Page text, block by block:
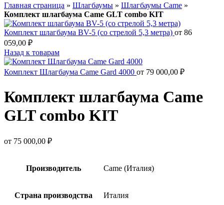
Главная страница » Шлагбаумы » Шлагбаумы Came »
Комплект шлагбаума Came GLT combo KIT
Комплект шлагбаума BV-5 (со стрелой 5,3 метра) от 86
059,00 ₽
Назад к товарам
Комплект Шлагбаума Came Gard 4000 от 79 000,00 ₽
Комплект шлагбаума Came
GLT combo KIT
от 75 000,00 ₽
Производитель Came (Италия)
Страна производства Италия